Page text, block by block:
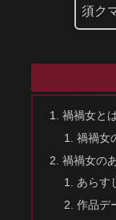
須ク
禍禍女と
禍禍女
禍禍女の
あらす
作品デ